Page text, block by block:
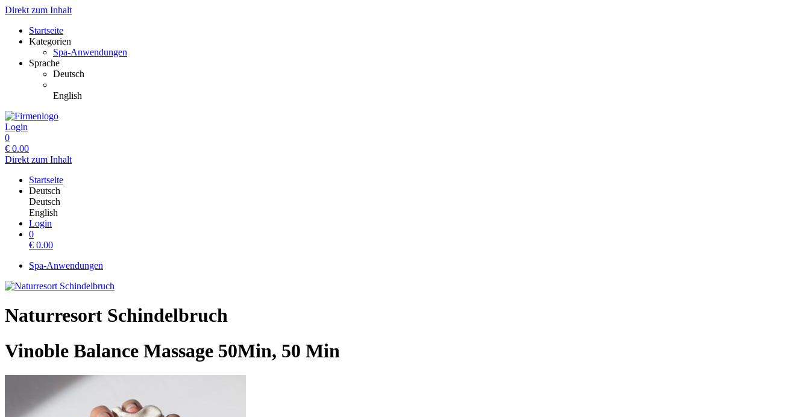
Direkt zum Inhalt
Startseite
Kategorien
Spa-Anwendungen
Sprache
Deutsch
English
Login
0
€ 0.00
Direkt zum Inhalt
Startseite
Deutsch
Deutsch
English
Login
0
€ 0.00
Spa-Anwendungen
Naturresort Schindelbruch
Vinoble Balance Massage 50Min, 50 Min